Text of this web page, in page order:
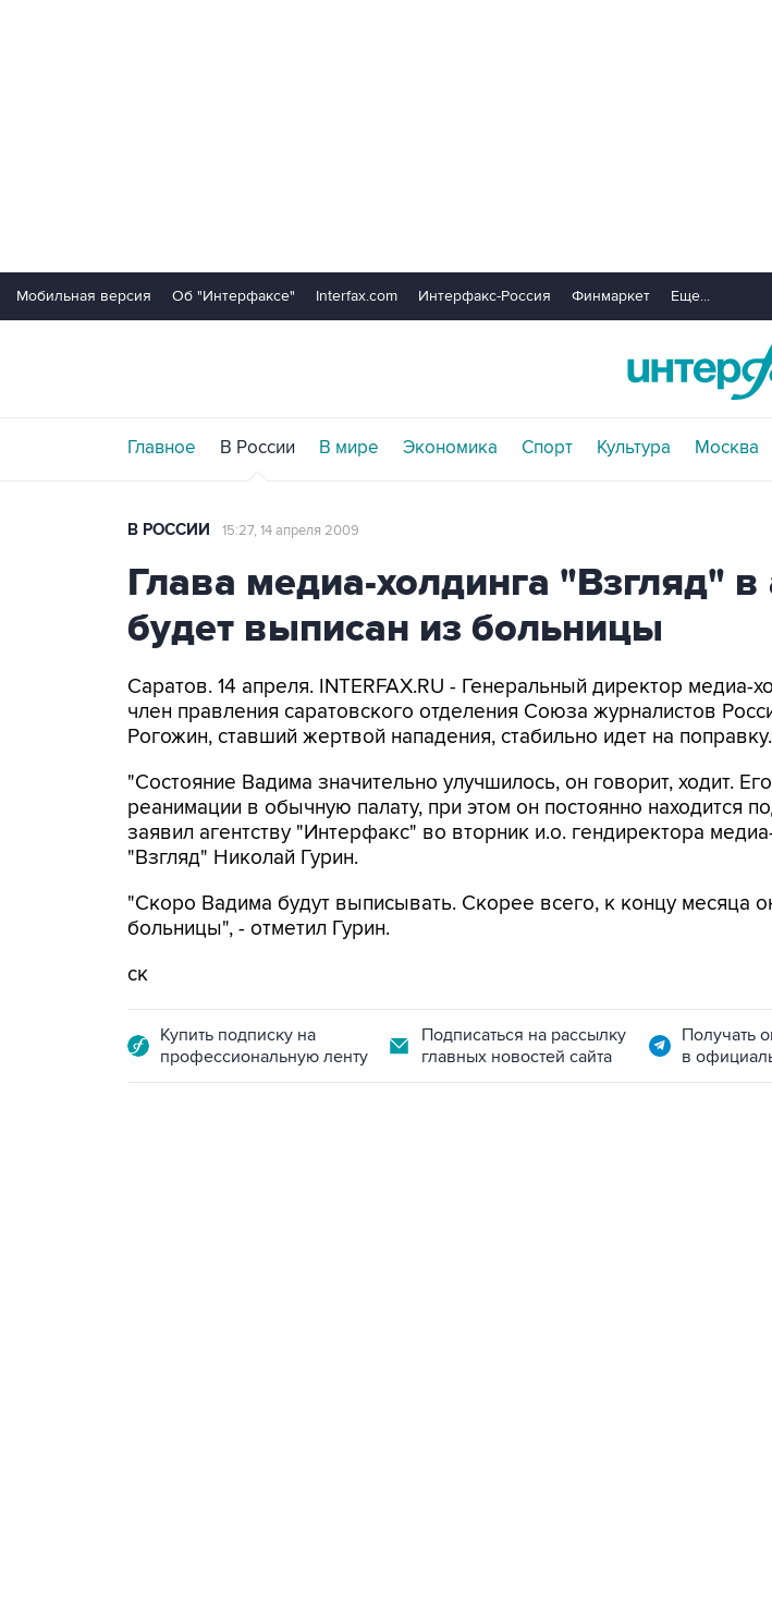
Мобильная версия Об "Интерфаксе" Interfax.com Интерфакс-Россия Финмаркет Еще...
Главное В России В мире Экономика Спорт Культура Москва
В РОССИИ 15:27, 14 апреля 2009
Глава медиа-холдинга "Взгляд" в
будет выписан из больницы
Саратов. 14 апреля. INTERFAX.RU - Генеральный директор медиа-
член правления саратовского отделения Союза журналистов
Рогожин, ставший жертвой нападения, стабильно идет на поправку.
"Состояние Вадима значительно улучшилось, он говорит, ходит.
реанимации в обычную палату, при этом он постоянно находится
заявил агентству "Интерфакс" во вторник и.о. гендиректора
"Взгляд" Николай Гурин.
"Скоро Вадима будут выписывать. Скорее всего, к концу месяца
больницы", - отметил Гурин.
ск
Купить подписку на
профессиональную ленту
Подписаться на рассылку
главных новостей сайта
Получать
в